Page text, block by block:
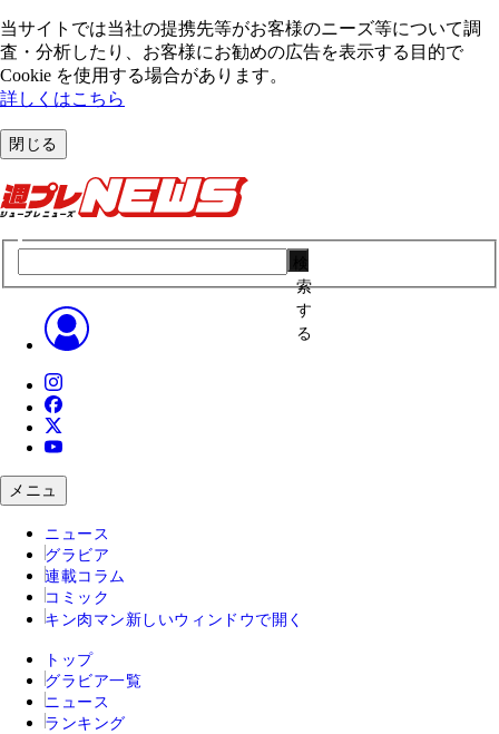
当サイトでは当社の提携先等がお客様のニーズ等について調
査・分析したり、お客様にお勧めの広告を表⽰する⽬的で
Cookie を使⽤する場合があります。
詳しくはこちら
閉じる
索
す
る
メニュ
ニュース
グラビア
連載コラム
コミック
キン肉マン 新しいウィンドウで開く
トップ
グラビア一覧
ニュース
ランキング